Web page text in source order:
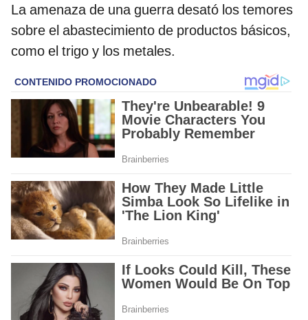
La amenaza de una guerra desató los temores
sobre el abastecimiento de productos básicos,
como el trigo y los metales.